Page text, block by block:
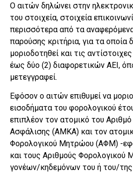
Ο αιτών δηλώνει στην
του στοιχεία, στοιχεία
περισσότερα από τα
παρούσης κριτήρια, για τα οποία
μοριοδοτηθεί και τις
έως δύο (2) διαφορετικών ΑΕΙ,
μετεγγραφεί.
Εφόσον ο αιτών επιθυμεί να
εισοδήματα του φορολογικού
επιπλέον τον ατομικό του
Ασφάλισης (ΑΜΚΑ) και τον
Φορολογικού Μητρώου (ΑΦΜ) -
και τους Αριθμούς
γονέων/κηδεμόνων του ή του/της